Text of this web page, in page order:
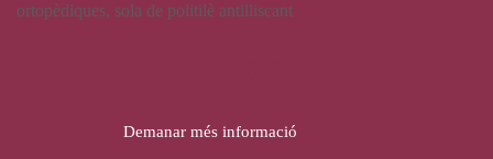
ortopèdiques, sola de politilè antilliscant
Demanar més informació